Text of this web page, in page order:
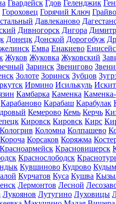
Гвардейск Гдов Геленджик
Гороховец Горячий Ключ
Давлеканово
Дивногорск Дигора
Донецк Донской Дорогобуж
Емва Енакиево
Жуков Жуковка Жуковский
Заринск Звенигово
Золоте Зоринск Зубцов
Ирмино Исилькуль
Камбарка Каменка
Карабаново Карабаш Карабулак
Кемерово Кемь Керчь
Кировск Кировск Кирс
Кологрив Коломна Колпашево
Короча Корсаков Коряжма
Красноармейск Красновишерск
Краснослободск
Кувшиново Кудрово
Курчатов Куса Кушва
Лермонтов Лесной
Лукоянов Лутугино Луховицы